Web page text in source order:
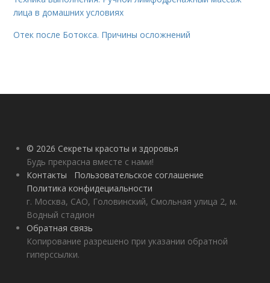
лица в домашних условиях
Отек после Ботокса. Причины осложнений
© 2026 Секреты красоты и здоровья
Будь прекрасна вместе с нами!
Контакты
Пользовательское соглашение
Политика конфидециальности
г. Москва, САО, Головинский, Смольная улица 2, м.
Водный стадион
Обратная связь
Копирование разрешено при указании обратной
гиперссылки.